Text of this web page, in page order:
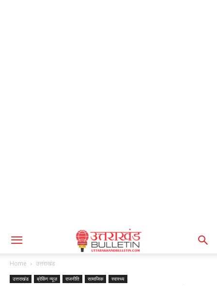
Home उत्तराखंड
उत्तराखंड ब्रेकिंग न्यूज़ राजनीति सामाजिक स्वास्थ्य